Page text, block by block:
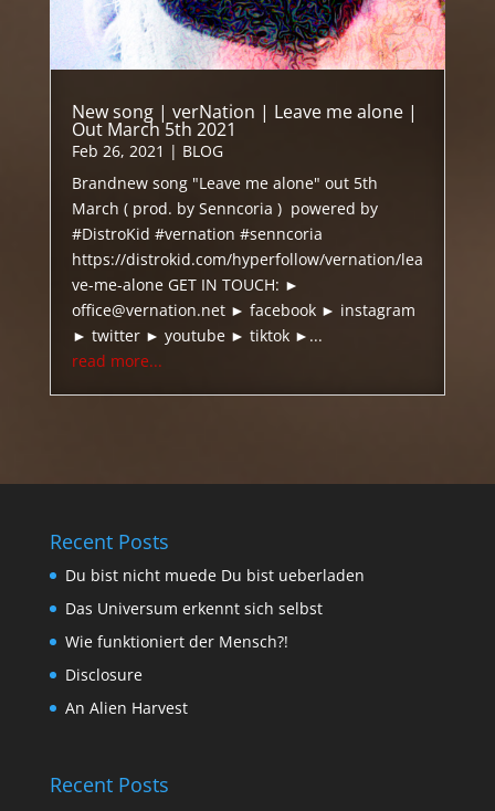
New song | verNation | Leave me alone |
Out March 5th 2021
Feb 26, 2021 | BLOG
Brandnew song "Leave me alone" out 5th
March ( prod. by Senncoria ) powered by
#DistroKid #vernation #senncoria
https://distrokid.com/hyperfollow/vernation/lea
ve-me-alone GET IN TOUCH: ►
office@vernation.net ► facebook ► instagram
► twitter ► youtube ► tiktok ►...
read more...
Recent Posts
Du bist nicht muede Du bist ueberladen
Das Universum erkennt sich selbst
Wie funktioniert der Mensch?!
Disclosure
An Alien Harvest
Recent Posts